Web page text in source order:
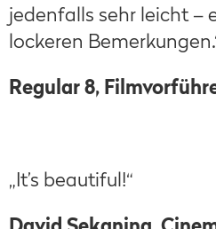
jedenfalls sehr leicht –
lockeren
Regular 8,
„It’s beautiful!“